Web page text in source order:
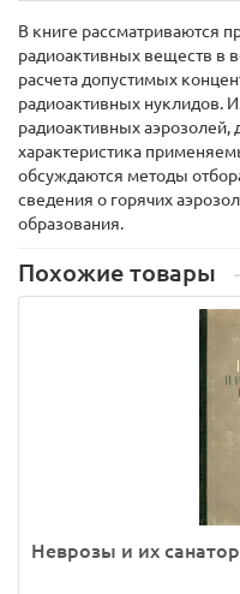
В книге рассматриваются
радиоактивных веществ в
расчета допустимых
радиоактивных нуклидов.
радиоактивных аэрозолей,
характеристика
обсуждаются методы
сведения о горячих
образования.
Похожие товары
Неврозы и их